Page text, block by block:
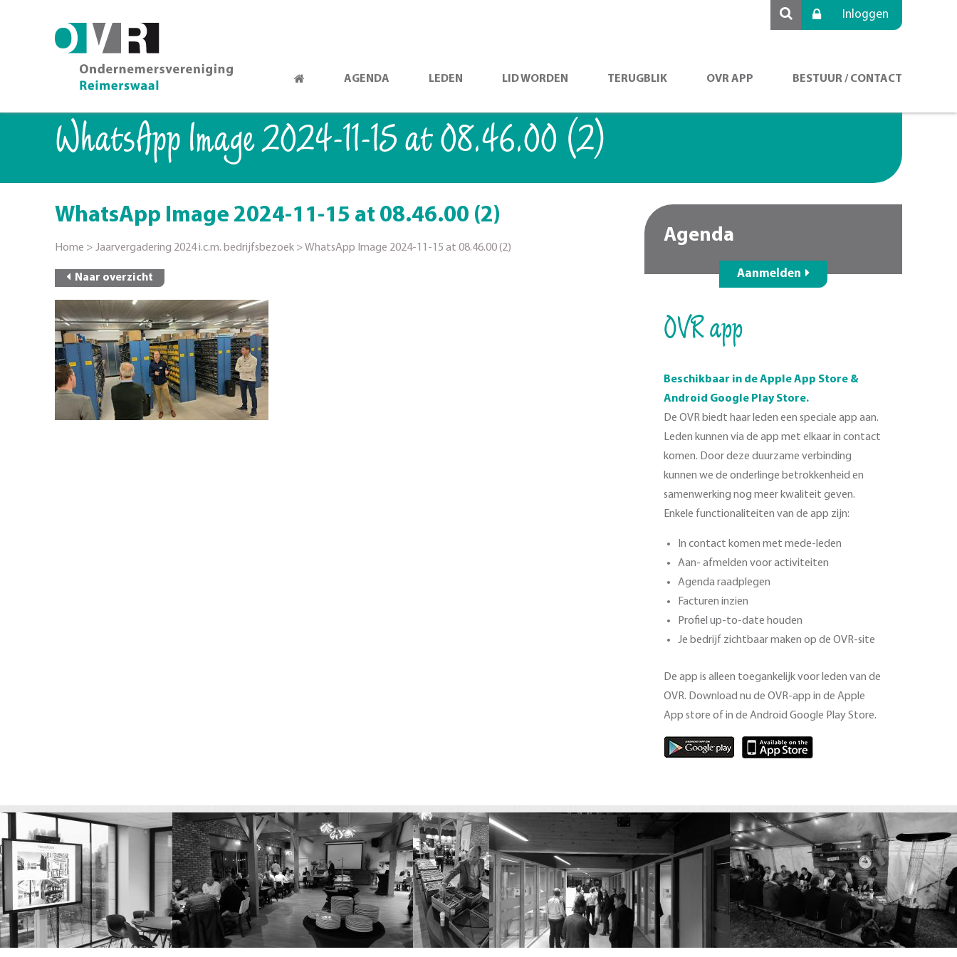
Inloggen
AGENDA LEDEN LID WORDEN TERUGBLIK OVR APP BESTUUR / CONTACT
WhatsApp Image 2024-11-15 at 08.46.00 (2)
WhatsApp Image 2024-11-15 at 08.46.00 (2)
Home > Jaarvergadering 2024 i.c.m. bedrijfsbezoek >WhatsApp Image 2024-11-15 at 08.46.00 (2)
Naar overzicht
Agenda
Aanmelden
OVR app
Beschikbaar in de Apple App Store &
Android Google Play Store.
De OVR biedt haar leden een speciale app aan.
Leden kunnen via de app met elkaar in contact
komen. Door deze duurzame verbinding
kunnen we de onderlinge betrokkenheid en
samenwerking nog meer kwaliteit geven.
Enkele functionaliteiten van de app zijn:
In contact komen met mede-leden
Aan- afmelden voor activiteiten
Agenda raadplegen
Facturen inzien
Profiel up-to-date houden
Je bedrijf zichtbaar maken op de OVR-site
De app is alleen toegankelijk voor leden van de
OVR. Download nu de OVR-app in de Apple
App store of in de Android Google Play Store.